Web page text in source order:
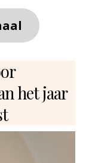
het jaar